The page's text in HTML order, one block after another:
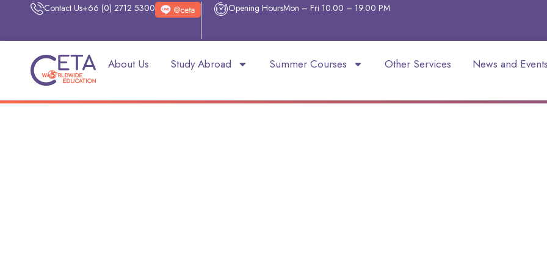
Contact Us+66 (0) 2712 5300 Opening HoursMon – Fri 10.00 – 19.00 PM
About Us Study Abroad Summer Courses Other Services News and Events